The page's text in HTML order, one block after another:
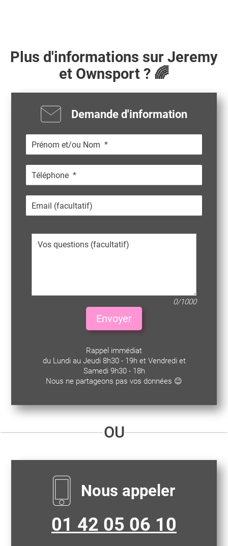
Plus d'informations sur Jeremy
et Ownsport ? 🌈
Demande d'information
0/1000
Envoyer
Rappel immédiat
du Lundi au Jeudi 8h30 - 19h et Vendredi et
Samedi 9h30 - 18h
Nous ne partageons pas vos données 😉
OU
Nous appeler
01 42 05 06 10